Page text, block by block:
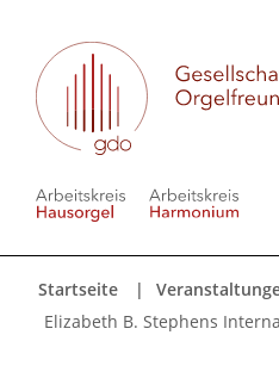
Startseite
Elizabeth B. Stephens